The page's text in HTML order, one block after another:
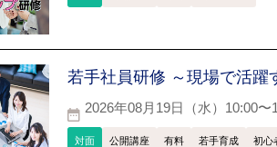
若手社員研修 ～現場で活躍
2026年08月19日（水）10:00〜
対面 公開講座 有料 若手育成 初心